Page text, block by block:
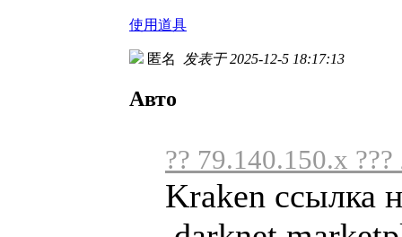
使用道具
匿名 发表于 2025-12-5 18:17:13
Авто
?? 79.140.150.x
Kraken ссылка